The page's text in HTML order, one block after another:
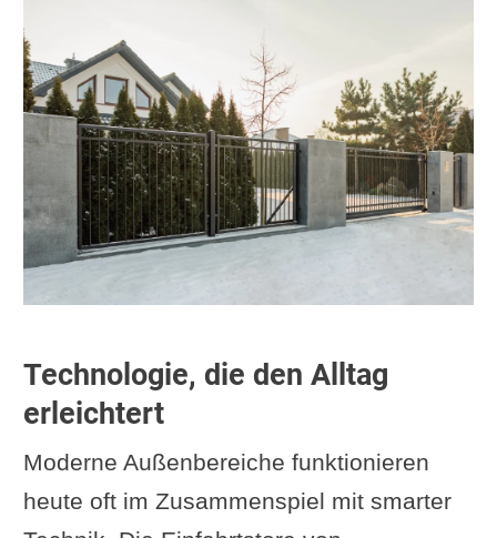
Technologie, die den Alltag
erleichtert
Moderne Außenbereiche funktionieren
heute oft im Zusammenspiel mit smarter